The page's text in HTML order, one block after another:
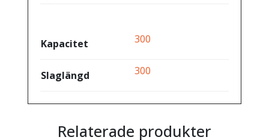
Kapacitet 300
Slaglängd 300
Relaterade produkter